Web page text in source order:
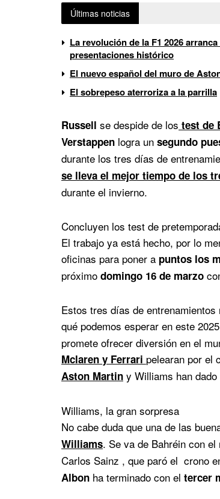
Últimas noticias
La revolución de la F1 2026
presentaciones histórico
El nuevo español del muro de
El sobrepeso aterroriza a la parrilla
Russell se despide de los test de
Verstappen logra un segundo
durante los tres días de
se lleva el mejor tiempo de los
durante el invierno.
Concluyen los test de
El trabajo ya está hecho, por lo
oficinas para poner a puntos los
próximo domingo 16 de marzo
Estos tres días de
qué podemos esperar en este
promete ofrecer diversión en el
Mclaren y Ferrari pelearan por el
Aston Martin y Williams han
Williams, la gran sorpresa
No cabe duda que una de las
Williams. Se va de Bahréin con
Carlos Sainz , que paró el crono
Albon ha terminado con el tercer